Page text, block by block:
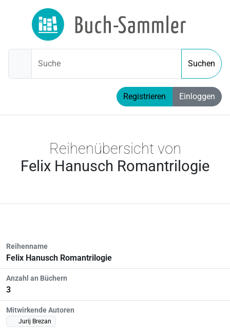
Suche Suchen
Registrieren Einloggen
Reihenübersicht von
Felix Hanusch Romantrilogie
Reihenname
Felix Hanusch Romantrilogie
Anzahl an Büchern
3
Mitwirkende Autoren
Jurij Brezan